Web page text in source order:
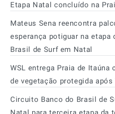
Etapa Natal concluído na
Mateus Sena reencontra
esperança potiguar na etapa
Brasil de Surf em Natal
WSL entrega Praia de Itaúna
de vegetação protegida após
Circuito Banco do Brasil de